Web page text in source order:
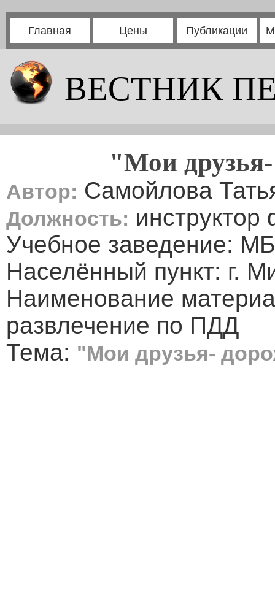
Главная Цены Публикации
ВЕСТНИК
"Мои
Автор: Самойлова
Должность: инструктор
Учебное заведение:
Населённый пункт: г.
Наименование
развлечение по ПДД
Тема: "Мои друзья-